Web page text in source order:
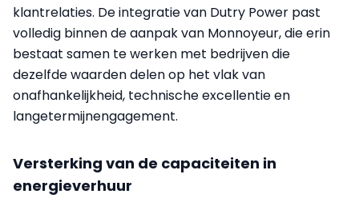
klantrelaties. De integratie van Dutry Power past
volledig binnen de aanpak van Monnoyeur, die erin
bestaat samen te werken met bedrijven die
dezelfde waarden delen op het vlak van
onafhankelijkheid, technische excellentie en
langetermijnengagement.
Versterking van de capaciteiten in
energieverhuur